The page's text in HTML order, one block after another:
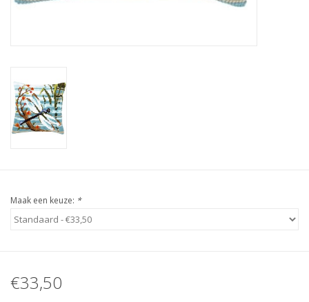
Cadeaubonnen
Maak een keuze: *
€33,50